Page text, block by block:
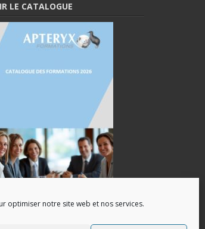
optimiser notre site web et nos services.
LE CATALOGUE
des formations(Pdf)